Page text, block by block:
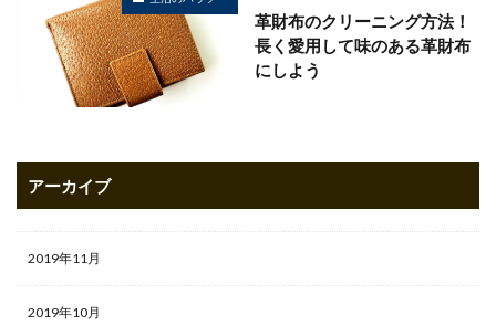
革財布のクリーニング方法！
長く愛用して味のある革財布
にしよう
アーカイブ
2019年11月
2019年10月